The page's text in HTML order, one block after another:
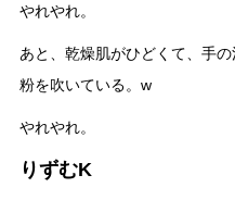
やれやれ。
あと、乾燥肌がひどくて、手
粉を吹いている。w
やれやれ。
りずむK